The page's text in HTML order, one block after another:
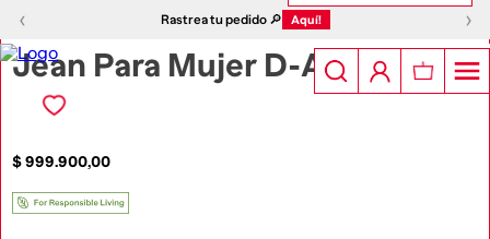
‹ Rastrea tu pedido 🔎 Aquí! ›
‹ ›
Jean Para Mujer D-Akii
$999.900,00